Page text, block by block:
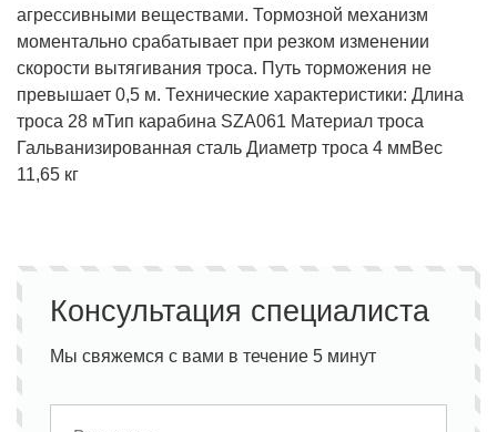
агрессивными веществами. Тормозной механизм
моментально срабатывает при резком изменении
скорости вытягивания троса. Путь торможения не
превышает 0,5 м. Технические характеристики: Длина
троса 28 мТип карабина SZA061 Материал троса
Гальванизированная сталь Диаметр троса 4 ммВес
11,65 кг
Консультация специалиста
Мы свяжемся с вами в течение 5 минут